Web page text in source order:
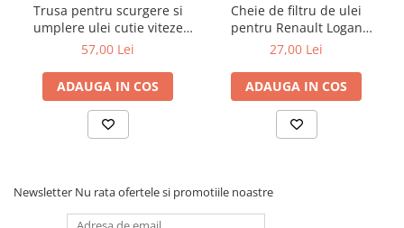
Trusa pentru scurgere si
umplere ulei cutie viteze
automata Mercedes 9G
57,00 Lei
ADAUGA IN COS
Cheie de filtru de ulei
pentru Renault Logan
diesel 3/8" cu 76mm x 12
27,00 Lei
ADAUGA IN COS
Newsletter Nu rata ofertele si promotiile noastre